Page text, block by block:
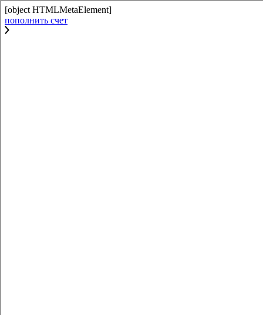
[object HTMLMetaElement]
пополнить счет